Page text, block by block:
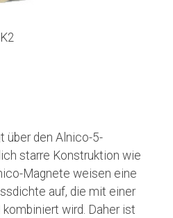
über den Alnico-5-
starre Konstruktion wie
Magnete weisen eine
auf, die mit einer
wird. Daher ist